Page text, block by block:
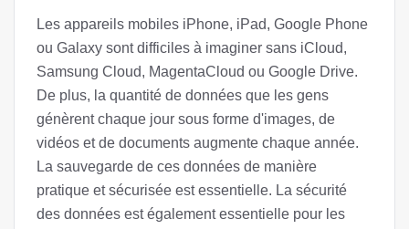
Les appareils mobiles iPhone, iPad, Google Phone
ou Galaxy sont difficiles à imaginer sans iCloud,
Samsung Cloud, MagentaCloud ou Google Drive.
De plus, la quantité de données que les gens
génèrent chaque jour sous forme d'images, de
vidéos et de documents augmente chaque année.
La sauvegarde de ces données de manière
pratique et sécurisée est essentielle. La sécurité
des données est également essentielle pour les